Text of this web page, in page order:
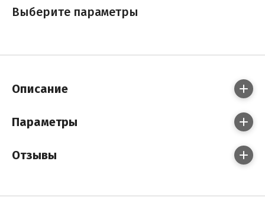
Выберите параметры
Описание
Параметры
Отзывы